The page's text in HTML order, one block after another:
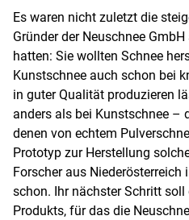
Es waren nicht zuletzt die
Gründer der Neuschnee
hatten: Sie wollten Schnee
Kunstschnee auch schon bei
in guter Qualität produzieren
anders als bei Kunstschnee –
denen von echtem
Prototyp zur Herstellung
Forscher aus
schon. Ihr nächster Schritt
Produkts, für das die